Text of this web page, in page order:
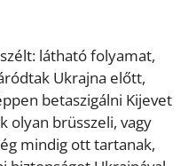
látható folyamat,
Ukrajna előtt,
betaszigálni Kijevet
olyan brüsszeli, vagy
mindig ott tartanak,